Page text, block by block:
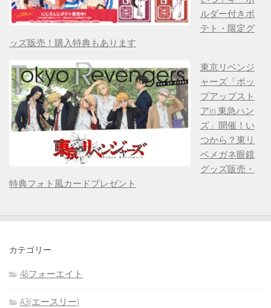
ルダー付きポ
テト・限定グ
ッズ販売！購入特典もあります
東京リベンジ
ャーズ「ポッ
プアップスト
アin 東急ハン
ズ」開催！い
つから？東リ
ベメガネ眼鏡
グッズ販売・
特典フォト風カードプレゼント
カテゴリー
48フォーエイト
A3(エースリー)